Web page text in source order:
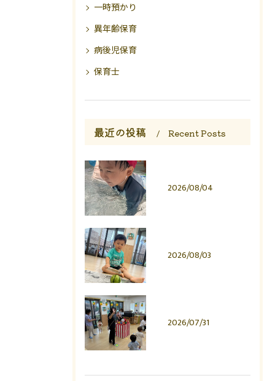
一時預かり
異年齢保育
病後児保育
保育士
最近の投稿 Recent Posts
2026/08/04
2026/08/03
2026/07/31